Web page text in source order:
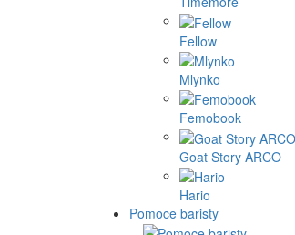
Fellow
Mlynko
Femobook
Goat Story ARCO
Hario
Pomoce baristy